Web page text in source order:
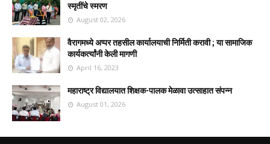
स्मृतींचे स्मरण
August 02, 2026
वैरागमध्ये अप्पर तहसील कार्यालयाची निर्मिती करावी ; या सामाजिक
कार्यकर्त्यांनी केली मागणी
April 16, 2023
महाराष्ट्र विद्यालयात शिक्षक-पालक मेळावा उत्साहात संपन्न
August 01, 2026